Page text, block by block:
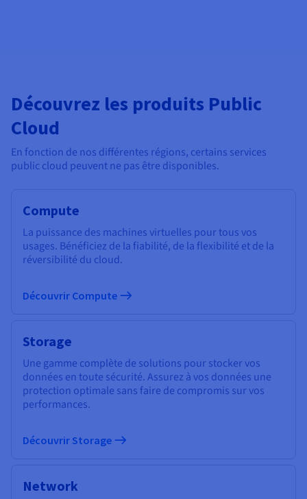
Découvrez les produits Public
Cloud
En fonction de nos différentes régions, certains services
public cloud peuvent ne pas être disponibles.
Compute
La puissance des machines virtuelles pour tous vos
usages. Bénéficiez de la fiabilité, de la flexibilité et de la
réversibilité du cloud.
Découvrir Compute
Storage
Une gamme complète de solutions pour stocker vos
données en toute sécurité. Assurez à vos données une
protection optimale sans faire de compromis sur vos
performances.
Découvrir Storage
Network